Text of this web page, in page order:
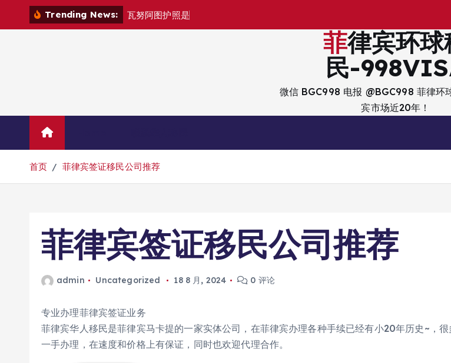
Trending News: 瓦努阿图护照是
菲律宾环球移
民-
微信 BGC998 电报 @BGC998 菲律环
宾市场近20年！
首页 菲律宾签证移民公司推荐
菲律宾签证移民公司推荐
admin Uncategorized 18 8 月, 2024 0 评论
专业办理菲律宾签证业务
菲律宾华人移民是菲律宾马卡提的一家实体公司，在菲律宾办理各种手续已经有小20年历史~，
一手办理，在速度和价格上有保证，同时也欢迎代理合作。